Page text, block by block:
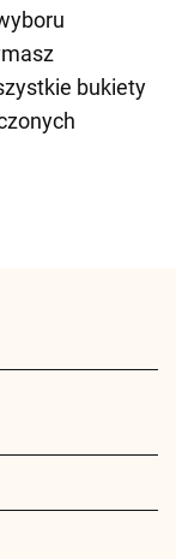
bukiety